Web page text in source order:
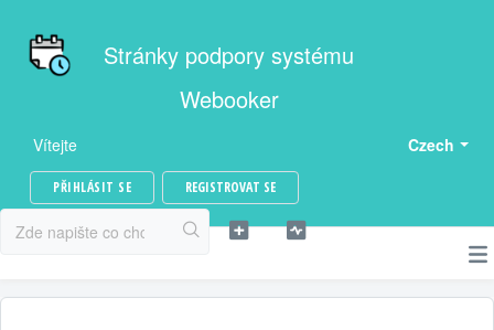
Stránky podpory systému
Webooker
Czech
Vítejte
PŘIHLÁSIT SE REGISTROVAT SE